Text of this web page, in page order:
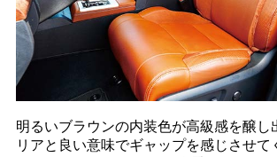
明るいブラウンの内装色が高級感を醸し
リアと良い意味でギャップを感じさせて